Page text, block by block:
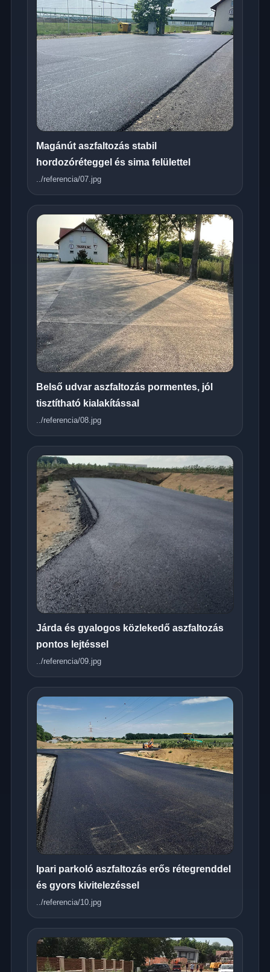
Magánút aszfaltozás stabil
hordozóréteggel és sima felülettel
../referencia/07.jpg
Belső udvar aszfaltozás pormentes, jól
tisztítható kialakítással
../referencia/08.jpg
Járda és gyalogos közlekedő aszfaltozás
pontos lejtéssel
../referencia/09.jpg
Ipari parkoló aszfaltozás erős rétegrenddel
és gyors kivitelezéssel
../referencia/10.jpg